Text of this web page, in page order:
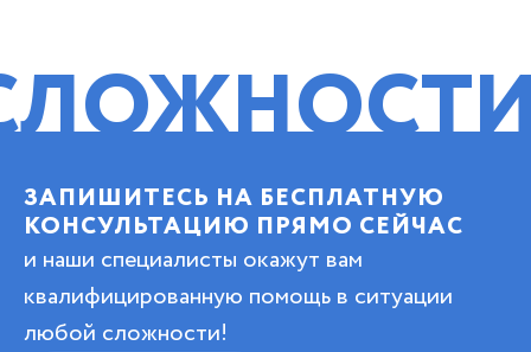
ЗАПИШИТЕСЬ НА БЕСПЛАТНУЮ
КОНСУЛЬТАЦИЮ ПРЯМО СЕЙЧАС
и наши специалисты окажут вам
квалифицированную помощь в ситуации
любой сложности!